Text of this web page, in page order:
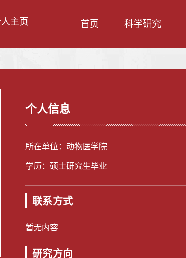
主页 首页 科学研究
个人信息
所在单位：动物医学院
学历：硕士研究生毕业
联系方式
暂无内容
研究方向